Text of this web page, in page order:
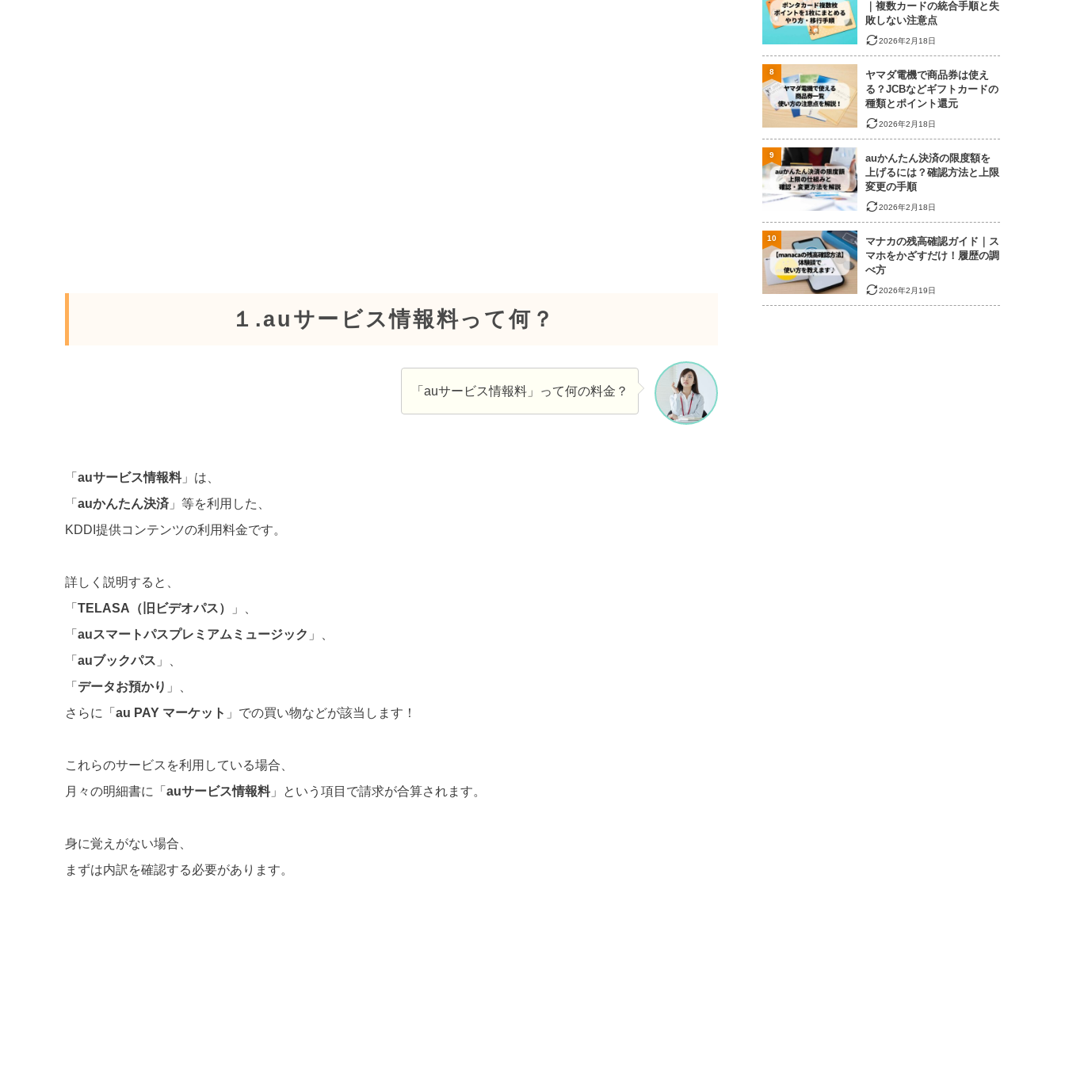
１.auサービス情報料って何？
「auサービス情報料」って何の料金？
「 auサービス情報料 」は、
「 auかんたん決済 」等を利用した、
KDDI提供コンテンツの利用料金です。
詳しく説明すると、
「 TELASA（旧ビデオパス）
」、
「 auスマートパスプレミアムミュージック 」、
「 auブックパス 」、
「 データお預かり 」、
さらに「 au PAY マーケット 」での買い物などが該当します！
これらのサービスを利用している場合、
月々の明細書に「 auサービス情報料 」という項目で請求が合算されます。
身に覚えがない場合、
まずは内訳を確認する必要があります。
｜複数カードの統合手順と失
敗しない注意点
2026年2月18日
ヤマダ電機で商品券は使え
る？JCBなどギフトカードの
種類とポイント還元
2026年2月18日
8
auかんたん決済の限度額を
上げるには？確認方法と上限
変更の手順
2026年2月18日
9
マナカの残高確認ガイド｜ス
マホをかざすだけ！履歴の調
べ方
2026年2月19日
10